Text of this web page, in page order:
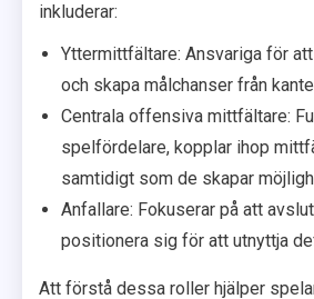
inkluderar:
Yttermittfältare: Ansvariga för
och skapa målchanser från
Centrala offensiva mittfältare:
spelfördelare, kopplar ihop
samtidigt som de skapar
Anfallare: Fokuserar på att
positionera sig för att utnyttja
Att förstå dessa roller hjälper